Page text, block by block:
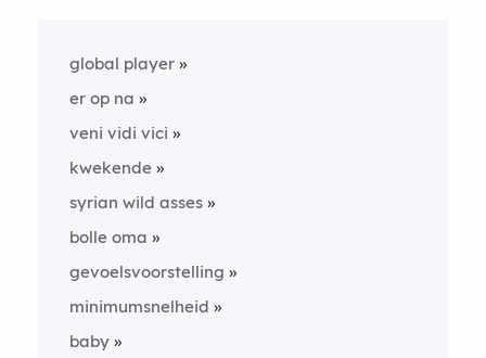
global player
er op na
veni vidi vici
kwekende
syrian wild asses
bolle oma
gevoelsvoorstelling
minimumsnelheid
baby